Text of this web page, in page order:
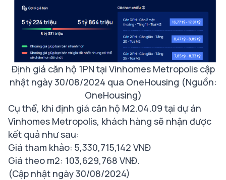
Định giá căn hộ 1PN tại Vinhomes Metropolis cập
nhật ngày 30/08/2024 qua OneHousing (Nguồn:
OneHousing)
Cụ thể, khi định giá căn hộ M2.04.09 tại dự án
Vinhomes Metropolis, khách hàng sẽ nhận được
kết quả như sau:
Giá tham khảo: 5,330,715,142 VNĐ
Giá theo m2: 103,629,768 VNĐ.
(Cập nhật ngày 30/08/2024)